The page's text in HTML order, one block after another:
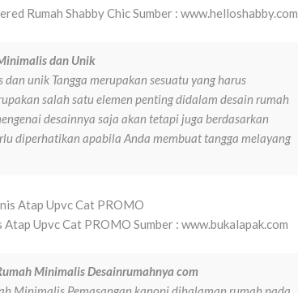
Rumah Shabby Chic Sumber : www.helloshabby.com
dan Unik
unik Tangga merupakan sesuatu yang harus
salah satu elemen penting didalam desain rumah
desainnya saja akan tetapi juga berdasarkan
diperhatikan apabila Anda membuat tangga melayang
Upvc Cat PROMO Sumber : www.bukalapak.com
Minimalis Desainrumahnya com